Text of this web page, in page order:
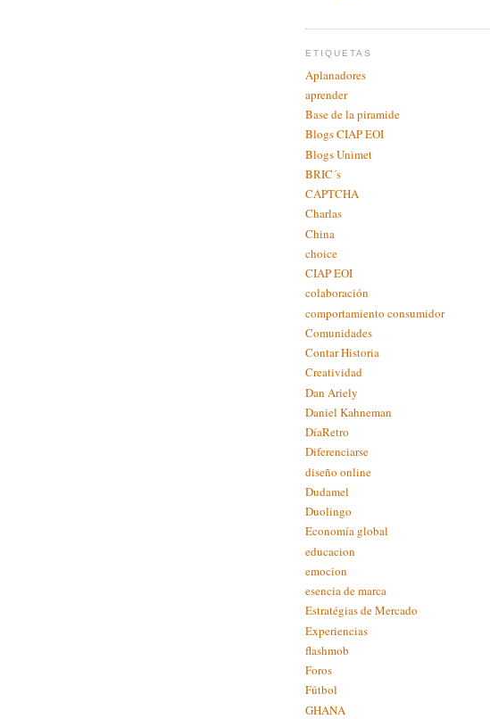
ETIQUETAS
Aplanadores
aprender
Base de la piramide
Blogs CIAP EOI
Blogs Unimet
BRIC´s
CAPTCHA
Charlas
China
choice
CIAP EOI
colaboración
comportamiento consumidor
Comunidades
Contar Historia
Creatividad
Dan Ariely
Daniel Kahneman
DíaRetro
Diferenciarse
diseño online
Dudamel
Duolingo
Economía global
educacion
emocion
esencia de marca
Estratégias de Mercado
Experiencias
flashmob
Foros
Fútbol
GHANA